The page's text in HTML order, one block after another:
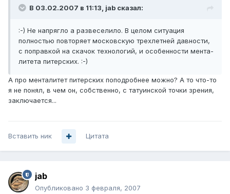
В 03.02.2007 в 11:13, jab сказал:
:-) Не напрягло а развеселило. В целом ситуация
полностью повторяет московскую трехлетней давности,
с поправкой на скачок технологий, и особенности мента-
литета питерских. :-)
А про менталитет питерских поподробнее можно? А то что-то
я не понял, в чем он, собственно, с татуинской точки зрения,
заключается...
Вставить ник Цитата
jab
Опубликовано 3 февраля, 2007